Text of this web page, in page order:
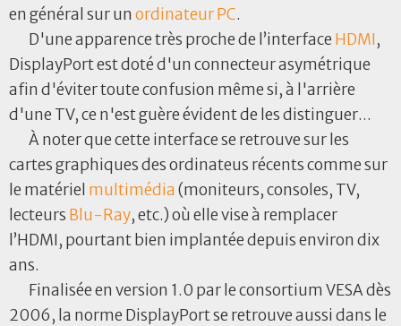
en général sur un ordinateurPC.
D'une apparence très proche de l’interface HDMI,
DisplayPort est doté d'un connecteur asymétrique
afin d'éviter toute confusion même si, à l'arrière
d'une TV, ce n'est guère évident de les distinguer...
À noter que cette interface se retrouve sur les
cartes graphiques des ordinateus récents comme sur
le matériel multimédia(moniteurs, consoles, TV,
lecteurs Blu-Ray, etc.) où elle vise à remplacer
l’HDMI, pourtant bien implantée depuis environ dix
ans.
Finalisée en version 1.0 par le consortium VESA dès
2006, la norme DisplayPort se retrouve aussi dans le